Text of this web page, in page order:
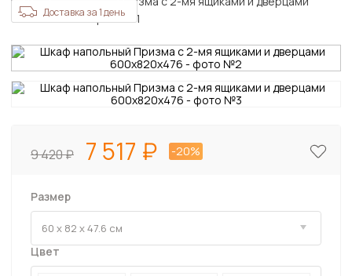
Доставка за 1 день
9 420 7 517 -20%
Размер
Цвет